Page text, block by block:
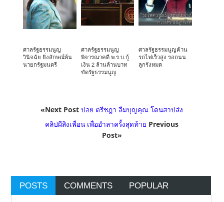
ศาลรัฐธรรมนูญ
วินิจฉัย ยิ่งลักษณ์พ้น
นายกรัฐมนตรี
ศาลรัฐธรรมนูญ
พิจารณาคดี พ.ร.บ.กู้
เงิน 2 ล้านล้านบาท
ขัดรัฐธรรมนูญ
ศาลรัฐธรรมนูญค้าน
รถไฟเร็วสูง รอถนน
ลูกรังหมด
«Next Postปอย ตรีชฎา ลืมบุญคุณ โดนสาปส่ง
คลิปผีสิงเพื่อน เพื่ออำลาครั้งสุดท้าย Previous
Post»
POSTS COMMENTS POPULAR